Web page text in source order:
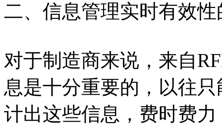
二、信息管理实时有效性
对于制造商来说，来自
息是十分重要的，以往
计出这些信息，费时费